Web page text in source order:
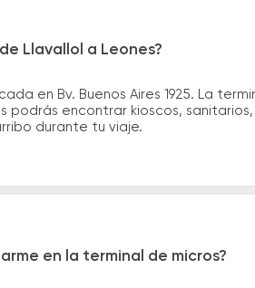
Llavallol a Leones?
en Bv. Buenos Aires 1925. La
podrás encontrar kioscos,
durante tu viaje.
en la terminal de micros?